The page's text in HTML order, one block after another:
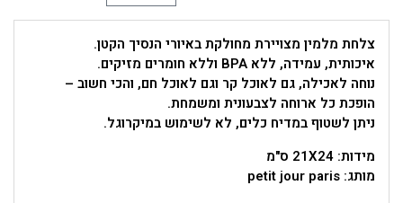
צלחת מלמין מצויירת מחולקת באיורי הנסיך הקטן.
איכותית, עמידה, ללא BPA וללא חומרים מזיקים.
נוחה לאכילה, גם לאוכל קר וגם לאוכל חם, והכי חשוב –
הופכת כל ארוחה לצבעונית ומשמחת.
ניתן לשטוף במדיח כלים, לא לשימוש במיקרוגל.
מידות: 21X24 ס"מ
מותג: petit jour paris